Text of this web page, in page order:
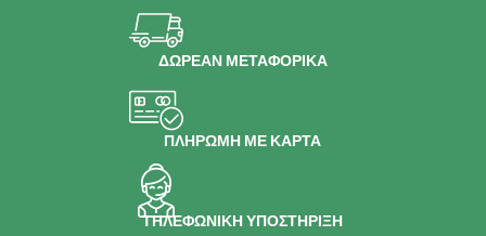
ΔΩΡΕΑΝ ΜΕΤΑΦΟΡΙΚΑ
ΠΛΗΡΩΜΗ ΜΕ ΚΑΡΤΑ
ΤΗΛΕΦΩΝΙΚΗ ΥΠΟΣΤΗΡΙΞΗ